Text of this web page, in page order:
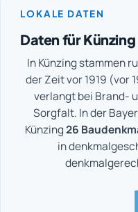
LOKALE DATEN
Daten für Künzing
In Künzing stammen
der Zeit vor 1919 (vor
verlangt bei Brand-
Sorgfalt. In der
Künzing26
in